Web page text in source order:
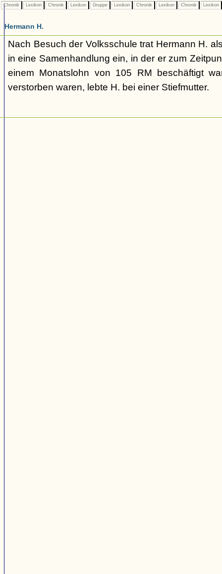
Chronik Lexikon Chronik Lexikon Gruppe Lexikon Chronik Lexikon Chronik Lexikon
Hermann H.
Nach Besuch der Volksschule trat Hermann H.
in eine Samenhandlung ein, in der er zum
einem Monatslohn von 105 RM beschäftigt
verstorben waren, lebte H. bei einer Stiefmutter.